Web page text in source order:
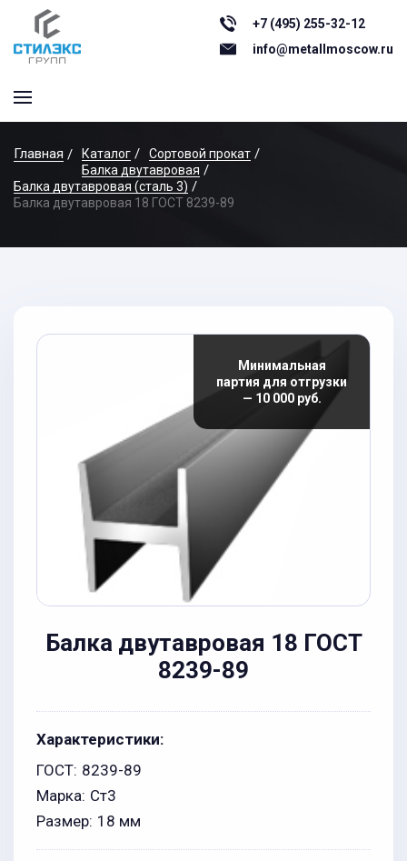
+7 (495) 255-32-12
info@metallmoscow.ru
Главная Каталог
Сортовой прокат
Балка двутавровая
Балка двутавровая (сталь 3)
Балка двутавровая 18 ГОСТ 8239-89
Минимальная
партия для отгрузки
— 10 000 руб.
Балка двутавровая 18 ГОСТ
8239-89
Характеристики:
ГОСТ: 8239-89
Марка: Ст3
Размер: 18 мм